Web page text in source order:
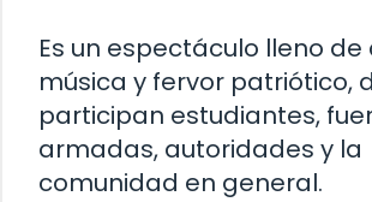
Es un espectáculo lleno de
música y fervor patriótico,
participan estudiantes,
armadas, autoridades y la
comunidad en general.